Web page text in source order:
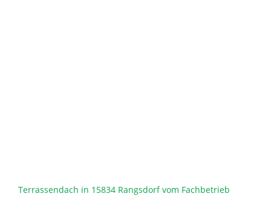
Terrassendach in 15834 Rangsdorf vom Fachbetrieb